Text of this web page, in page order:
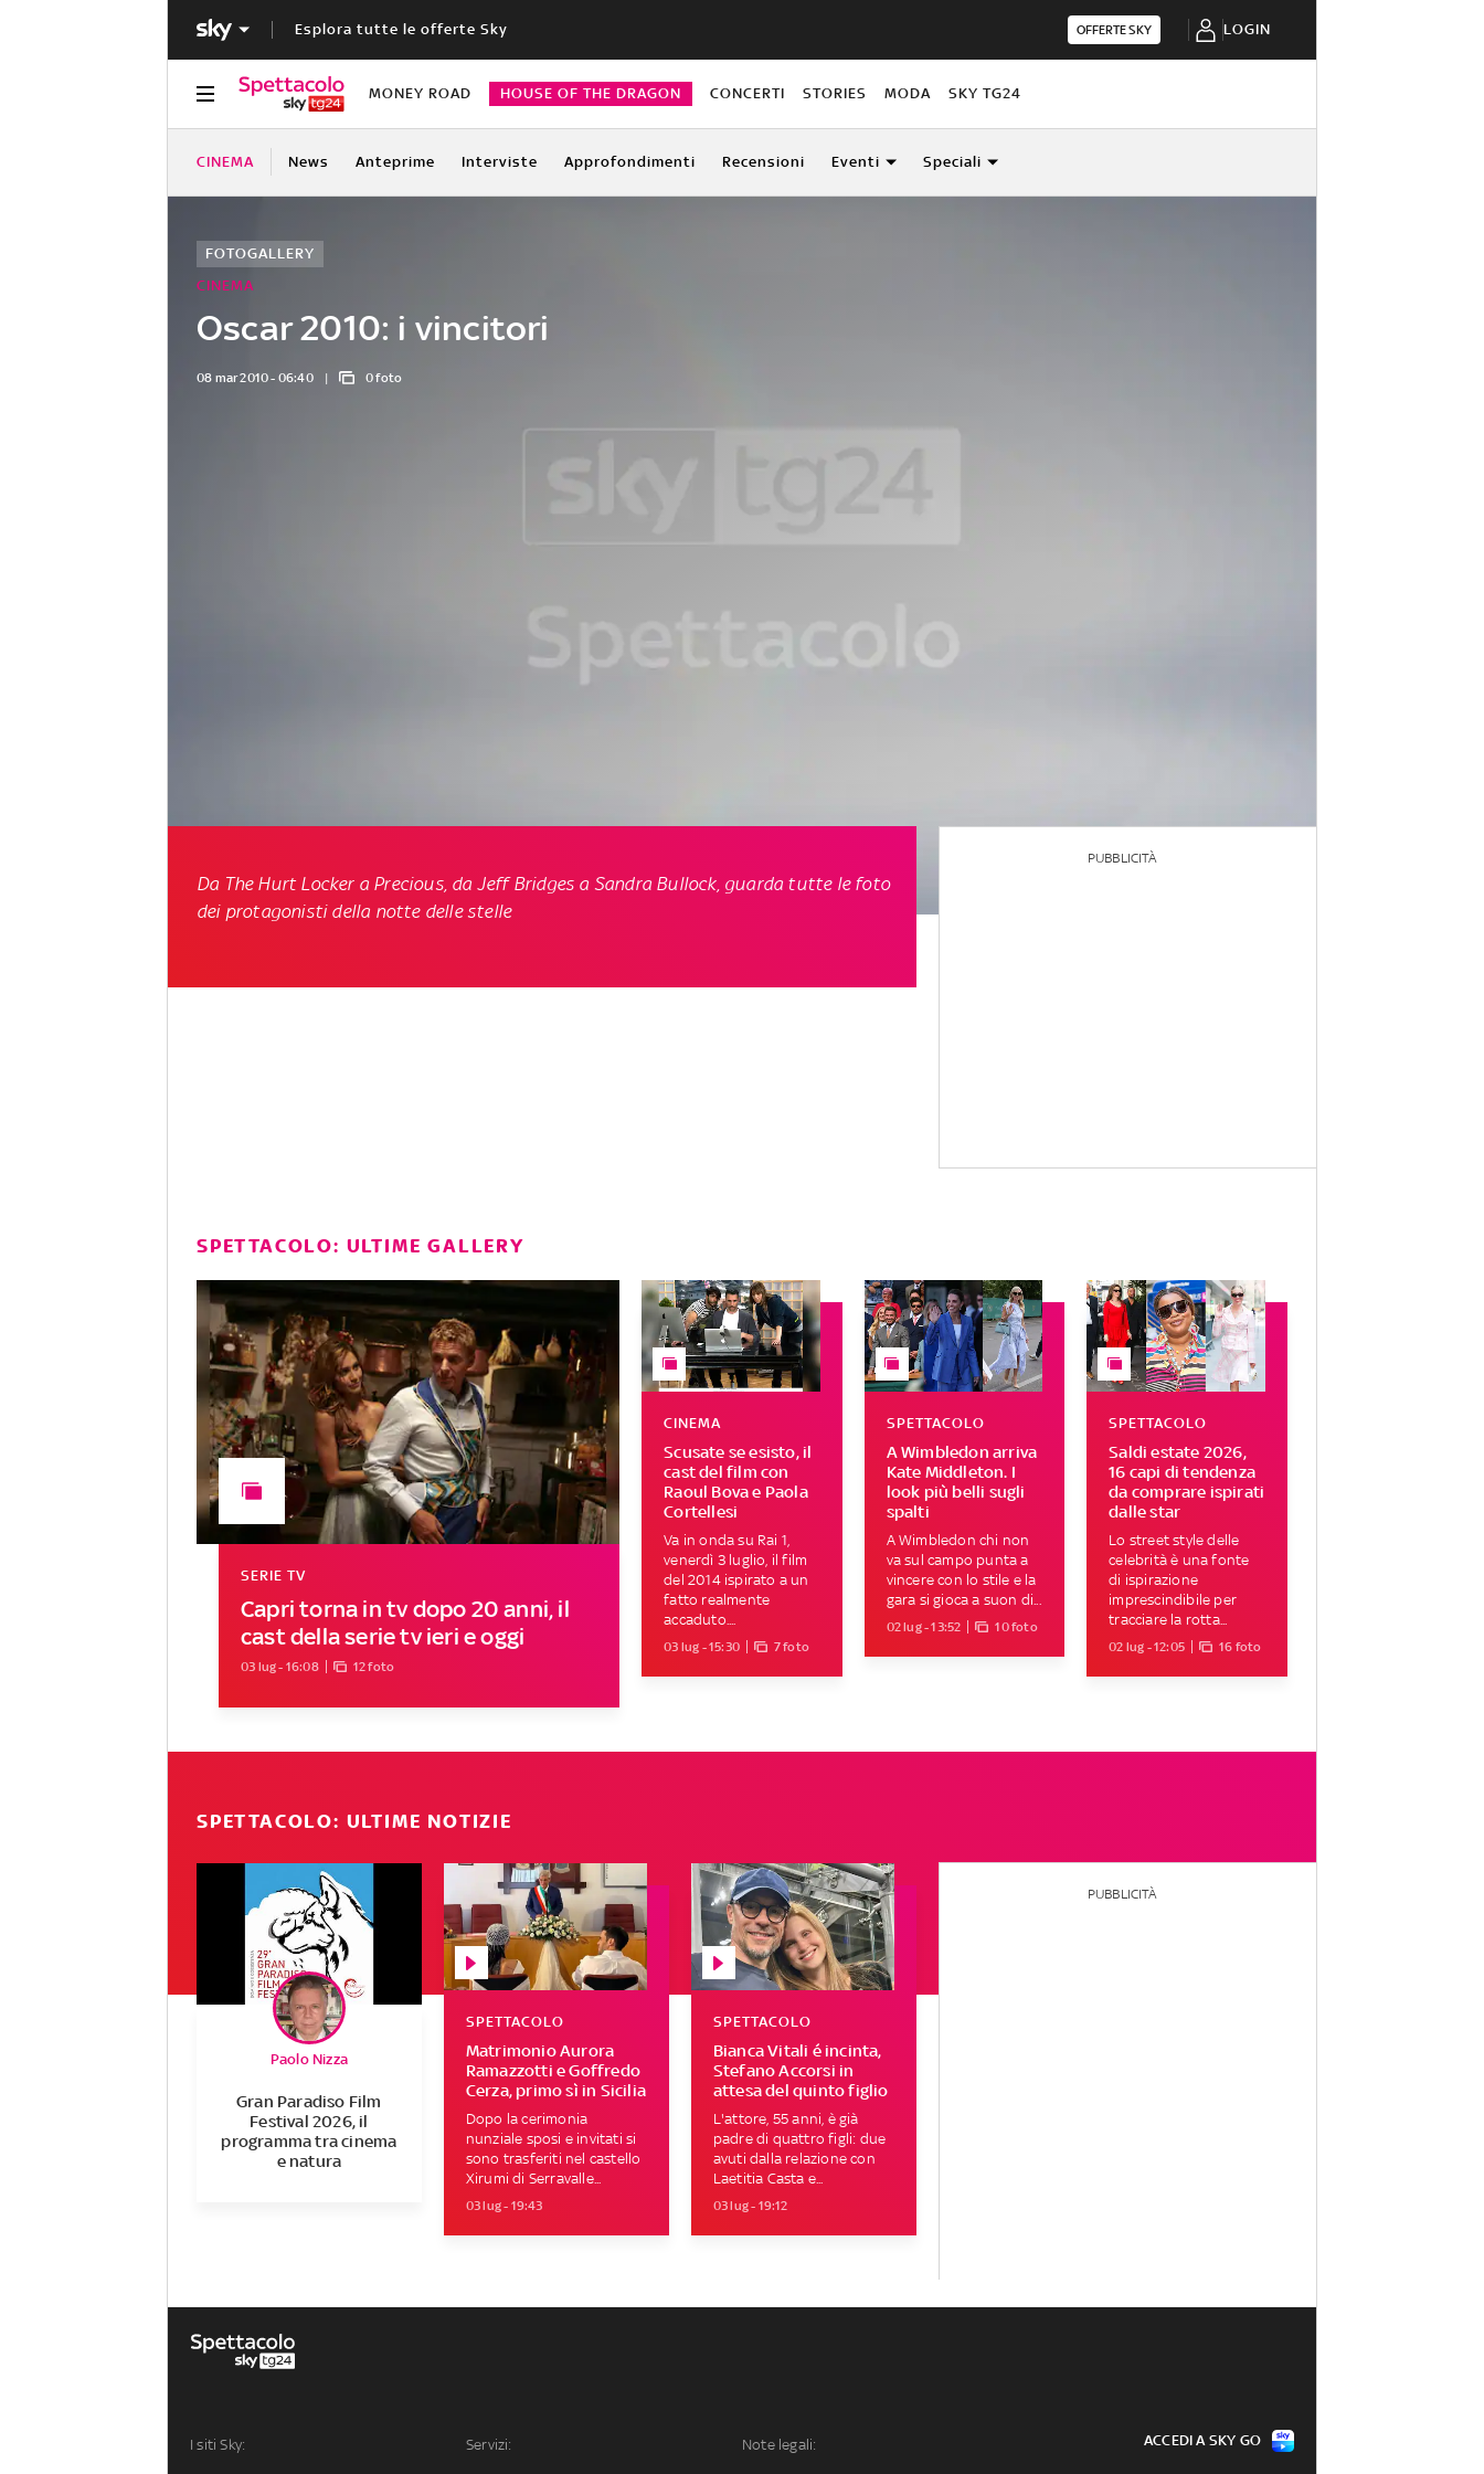
Esplora tutte le offerte Sky OFFERTE SKY LOGIN
MONEY ROAD HOUSE OF THE DRAGON CONCERTI STORIES MODA SKY TG24
CINEMA News Anteprime Interviste Approfondimenti Recensioni Eventi Speciali
Oscar 2010: i vincitori
CINEMA
FOTOGALLERY
08 mar 2010 - 06:40 0 foto
Da The Hurt Locker a Precious, da Jeff Bridges a Sandra Bullock, guarda tutte le foto
dei protagonisti della notte delle stelle
PUBBLICITÀ
SPETTACOLO: ULTIME GALLERY
Capri torna in tv dopo 20 anni, il
cast della serie tv ieri e oggi
SERIE TV
03 lug - 16:08 12 foto
Scusate se esisto, il
cast del film con
Raoul Bova e Paola
Cortellesi
CINEMA
Va in onda su Rai 1,
venerdì 3 luglio, il film
del 2014 ispirato a un
fatto realmente
accaduto....
03 lug - 15:30 7 foto
A Wimbledon arriva
Kate Middleton. I
look più belli sugli
spalti
SPETTACOLO
A Wimbledon chi non
va sul campo punta a
vincere con lo stile e la
gara si gioca a suon di...
02 lug - 13:52 10 foto
Saldi estate 2026,
16 capi di tendenza
da comprare ispirati
dalle star
SPETTACOLO
Lo street style delle
celebrità è una fonte
di ispirazione
imprescindibile per
tracciare la rotta...
02 lug - 12:05 16 foto
SPETTACOLO: ULTIME NOTIZIE
Gran Paradiso Film
Festival 2026, il
programma tra cinema
e natura
Paolo Nizza
Matrimonio Aurora
Ramazzotti e Goffredo
Cerza, primo sì in Sicilia
SPETTACOLO
Dopo la cerimonia
nunziale sposi e invitati si
sono trasferiti nel castello
Xirumi di Serravalle...
03 lug - 19:43
Bianca Vitali é incinta,
Stefano Accorsi in
attesa del quinto figlio
SPETTACOLO
L'attore, 55 anni, è già
padre di quattro figli: due
avuti dalla relazione con
Laetitia Casta e...
03 lug - 19:12
PUBBLICITÀ
I siti Sky: Servizi: Note legali: ACCEDI A SKY GO